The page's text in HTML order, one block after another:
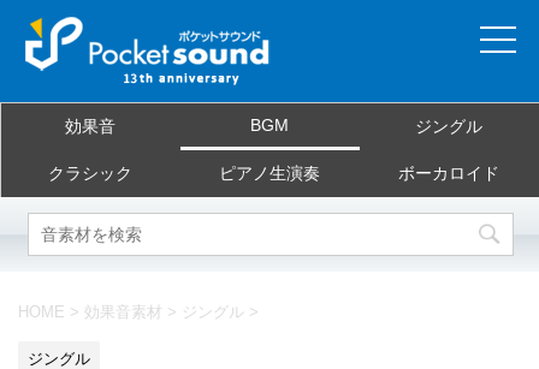
当サイトについて
ご利用規約
効果音 BGM ジングル
クラシック ピアノ生演奏 ボーカロイド
HOME > 効果音素材 > ジングル >
ジングル